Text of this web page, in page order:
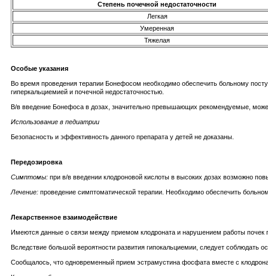
Степень почечной недостаточности
Легкая
Умеренная
Тяжелая
Особые указания
Во время проведения терапии Бонефосом необходимо обеспечить больному
гиперкальциемией и почечной недостаточностью.
В/в введение Бонефоса в дозах, значительно превышающих рекомендуемые,
Использование в педиатрии
Безопасность и эффективность данного препарата у детей не доказаны.
Передозировка
Симптомы: при в/в введении клодроновой кислоты в высоких дозах возможно
Лечение: проведение симптоматической терапии. Необходимо обеспечить
Лекарственное взаимодействие
Имеются данные о связи между приемом клодроната и нарушением работы
Вследствие большой вероятности развития гипокальциемии, следует соблюдать
Сообщалось, что одновременный прием эстрамустина фосфата вместе с